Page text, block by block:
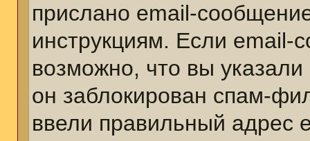
прислано email-
инструкциям. Если email-
возможно, что вы
он заблокирован спам-
ввели правильный адрес